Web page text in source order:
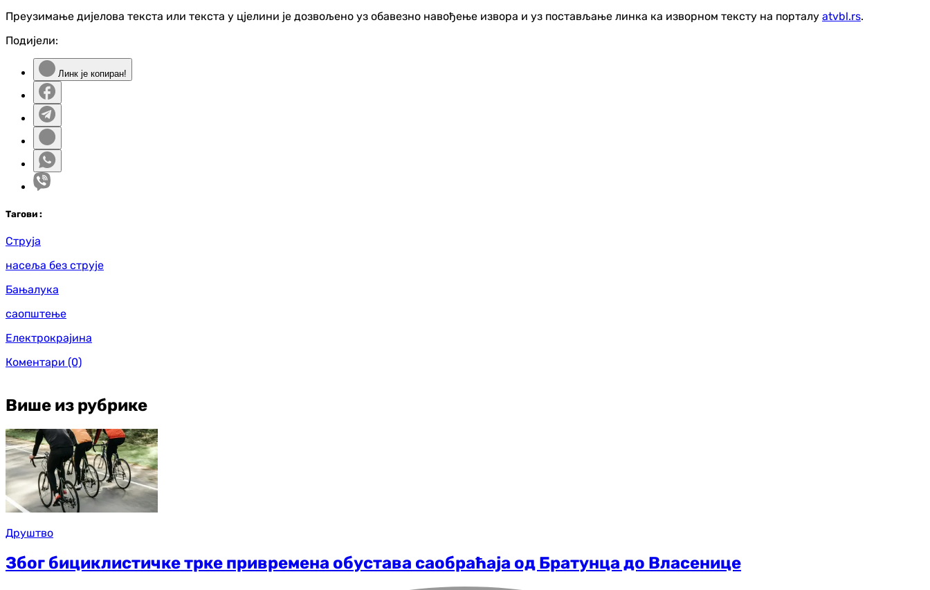
Преузимање дијелова текста или текста у цјелини је дозвољено уз обавезно навођење извора и уз постављање линка ка изворном тексту на порталу atvbl.rs.
Подијели:
Линк је копиран!
Тагови :
Струја
насеља без струје
Бањалука
саопштење
Електрокрајина
Коментари (0)
Више из рубрике
Друштво
Због бициклистичке трке привремена обустава саобраћаја од Братунца до Власенице